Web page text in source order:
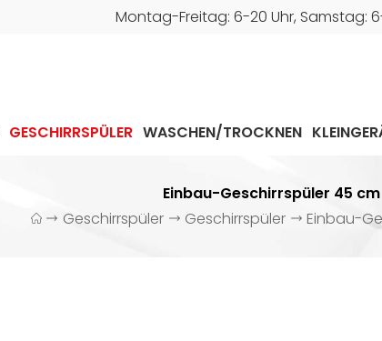
Montag-Freitag: 6-20 Uhr, Samstag:
GESCHIRRSPÜLER WASCHEN/TROCKNEN
Einbau-Geschirrspüler 45 cm
Geschirrspüler
Geschirrspüler Einbau-